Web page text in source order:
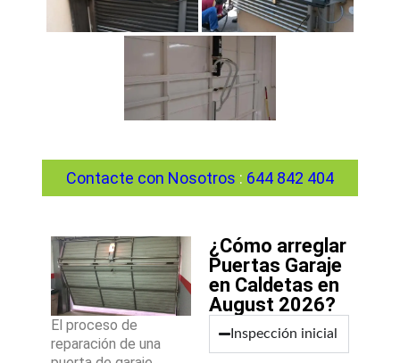
Contacte con Nosotros : 644 842 404
El proceso de
reparación de una
¿Cómo arreglar
Puertas Garaje
en Caldetas en
August 2026?
Inspección inicial